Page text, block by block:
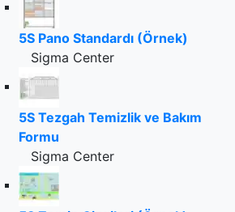
5S Pano Standardı (Örnek)
Sigma Center
5S Tezgah Temizlik ve Bakım
Formu
Sigma Center